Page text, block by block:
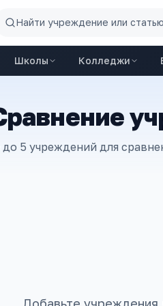
Найти учреждение или
Школы Колледжи
5 учреждений для